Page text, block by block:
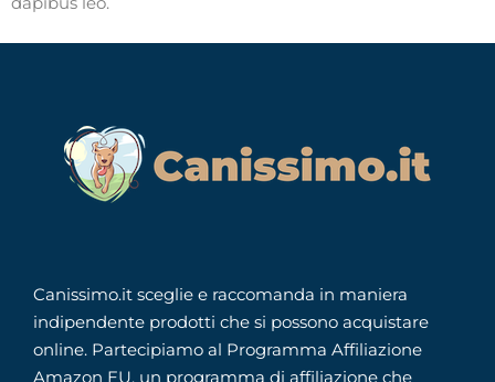
Canissimo.it sceglie e raccomanda in maniera
indipendente prodotti che si possono acquistare
online. Partecipiamo al Programma Affiliazione
Amazon EU, un programma di affiliazione che